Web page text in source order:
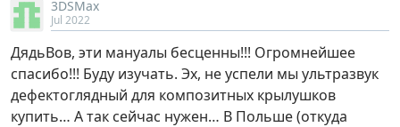
3DSMax
Jul 2022
ДядьВов, эти мануалы бесценны!!! Огромнейшее
спасибо!!! Буду изучать. Эх, не успели мы ультразвук
дефектоглядный для композитных крылушков
купить… А так сейчас нужен… В Польше (откуда